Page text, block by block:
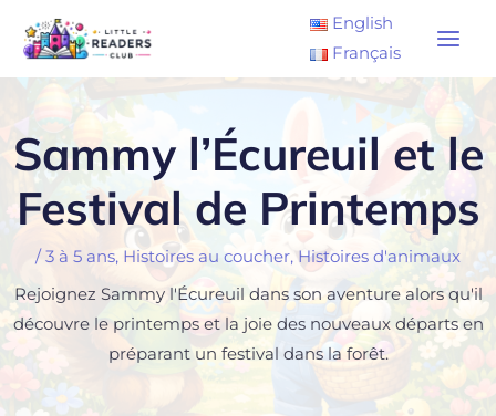
contenu
English
Français
Sammy l’Écureuil et le
Festival de Printemps
/3 à 5 ans, Histoires au coucher, Histoires d'animaux
Rejoignez Sammy l'Écureuil dans son aventure alors qu'il
découvre le printemps et la joie des nouveaux départs en
préparant un festival dans la forêt.